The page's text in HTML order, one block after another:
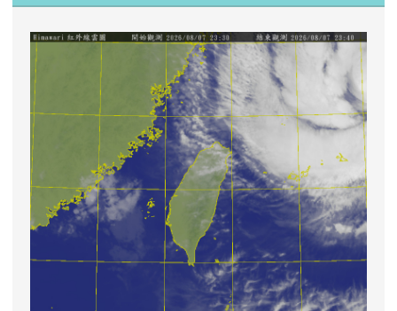
link